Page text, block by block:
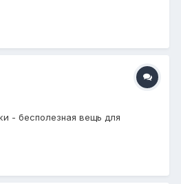
- бесполезная вещь для